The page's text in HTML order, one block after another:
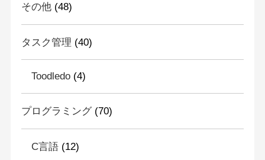
その他(48)
タスク管理 (40)
Toodledo(4)
プログラミング(70)
C言語(12)